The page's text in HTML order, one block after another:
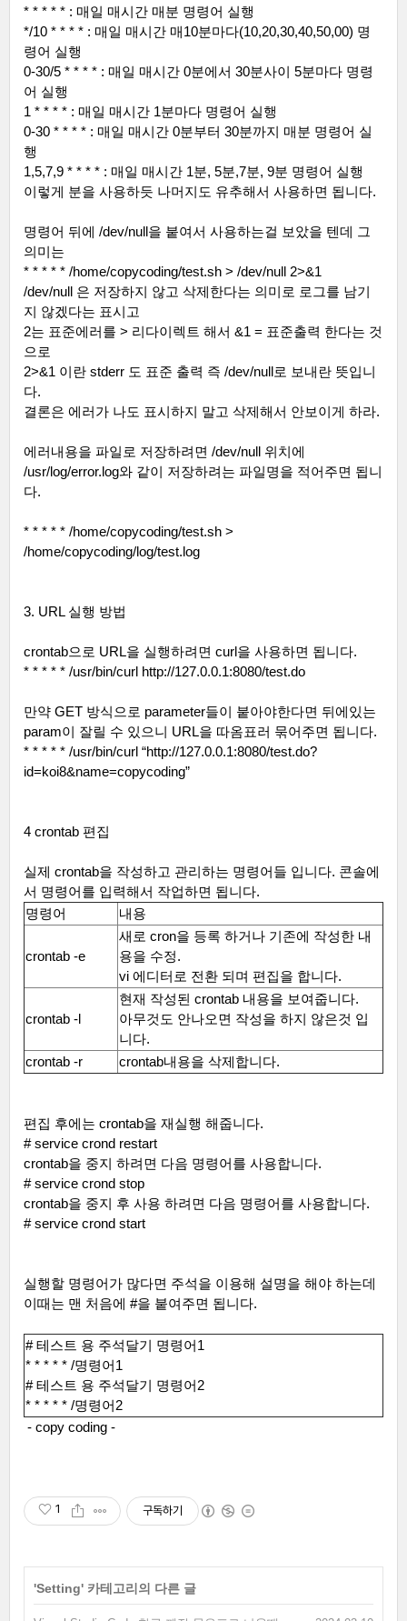
* * * * * : 매일 매시간 매분 명령어 실행
*/10 * * * * : 매일 매시간 매10분마다(10,20,30,40,50,00) 명
령어 실행
0-30/5 * * * * : 매일 매시간 0분에서 30분사이 5분마다 명령
어 실행
1 * * * * : 매일 매시간 1분마다 명령어 실행
0-30 * * * * : 매일 매시간 0분부터 30분까지 매분 명령어 실
행
1,5,7,9 * * * * : 매일 매시간 1분, 5분,7분, 9분 명령어 실행
이렇게 분을 사용하듯 나머지도 유추해서 사용하면 됩니다.
명령어 뒤에 /dev/null을 붙여서 사용하는걸 보았을 텐데 그
의미는
* * * * * /home/copycoding/test.sh > /dev/null 2>&1
/dev/null 은 저장하지 않고 삭제한다는 의미로 로그를 남기
지 않겠다는 표시고
2는 표준에러를 > 리다이렉트 해서 &1 = 표준출력 한다는 것
으로
2>&1 이란 stderr 도 표준 출력 즉 /dev/null로 보내란 뜻입니
다.
결론은 에러가 나도 표시하지 말고 삭제해서 안보이게 하라.
에러내용을 파일로 저장하려면 /dev/null 위치에
/usr/log/error.log와 같이 저장하려는 파일명을 적어주면 됩니
다.
* * * * * /home/copycoding/test.sh >
/home/copycoding/log/test.log
3. URL 실행 방법
crontab으로 URL을 실행하려면 curl을 사용하면 됩니다.
* * * * * /usr/bin/curl http://127.0.0.1:8080/test.do
만약 GET 방식으로 parameter들이 붙아야한다면 뒤에있는
param이 잘릴 수 있으니 URL을 따옴표러 묶어주면 됩니다.
* * * * * /usr/bin/curl “http://127.0.0.1:8080/test.do?
id=koi8&name=copycoding”
4 crontab 편집
실제 crontab을 작성하고 관리하는 명령어들 입니다. 콘솔에
서 명령어를 입력해서 작업하면 됩니다.
명령어
내용
crontab -e
새로 cron을 등록 하거나 기존에 작성한 내
용을 수정.
vi 에디터로 전환 되며 편집을 합니다.
crontab -l
현재 작성된 crontab 내용을 보여줍니다.
아무것도 안나오면 작성을 하지 않은것 입
니다.
crontab -r
crontab내용을 삭제합니다.
편집 후에는 crontab을 재실행 해줍니다.
# service crond restart
crontab을 중지 하려면 다음 명령어를 사용합니다.
# service crond stop
crontab을 중지 후 사용 하려면 다음 명령어를 사용합니다.
# service crond start
실행할 명령어가 많다면 주석을 이용해 설명을 해야 하는데
이때는 맨 처음에 #을 붙여주면 됩니다.
#테스트 용 주석달기 명령어1
* * * * * /명령어1
#테스트 용 주석달기 명령어2
* * * * * /명령어2
- copy coding -
1 구독하기
'Setting' 카테고리의 다른 글